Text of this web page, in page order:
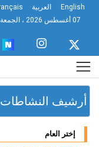
English العربية Français
أرشيف النشاطات - 2026
إختر العام